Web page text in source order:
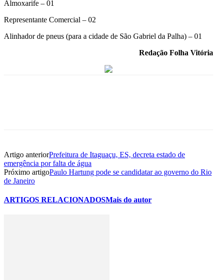
Almoxarife – 01
Representante Comercial – 02
Alinhador de pneus (para a cidade de São Gabriel da Palha) – 01
Redação Folha Vitória
Artigo anteriorPrefeitura de Itaguaçu, ES, decreta estado de
emergência por falta de água
Próximo artigoPaulo Hartung pode se candidatar ao governo do Rio
de Janeiro
ARTIGOS RELACIONADOSMais do autor